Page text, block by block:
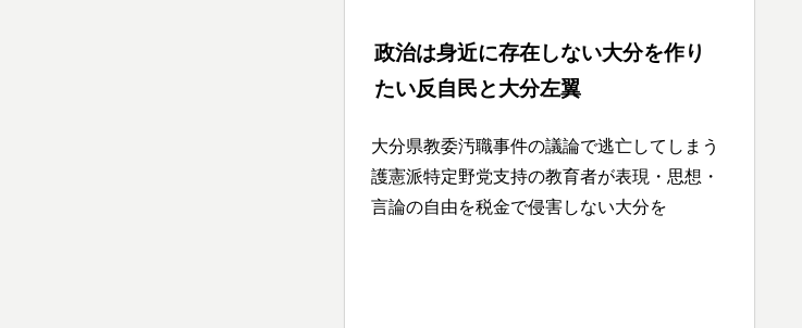
政治は身近に存在しない大分を作り
たい反自民と大分左翼
大分県教委汚職事件の議論で逃亡してしまう
護憲派特定野党支持の教育者が表現・思想・
言論の自由を税金で侵害しない大分を